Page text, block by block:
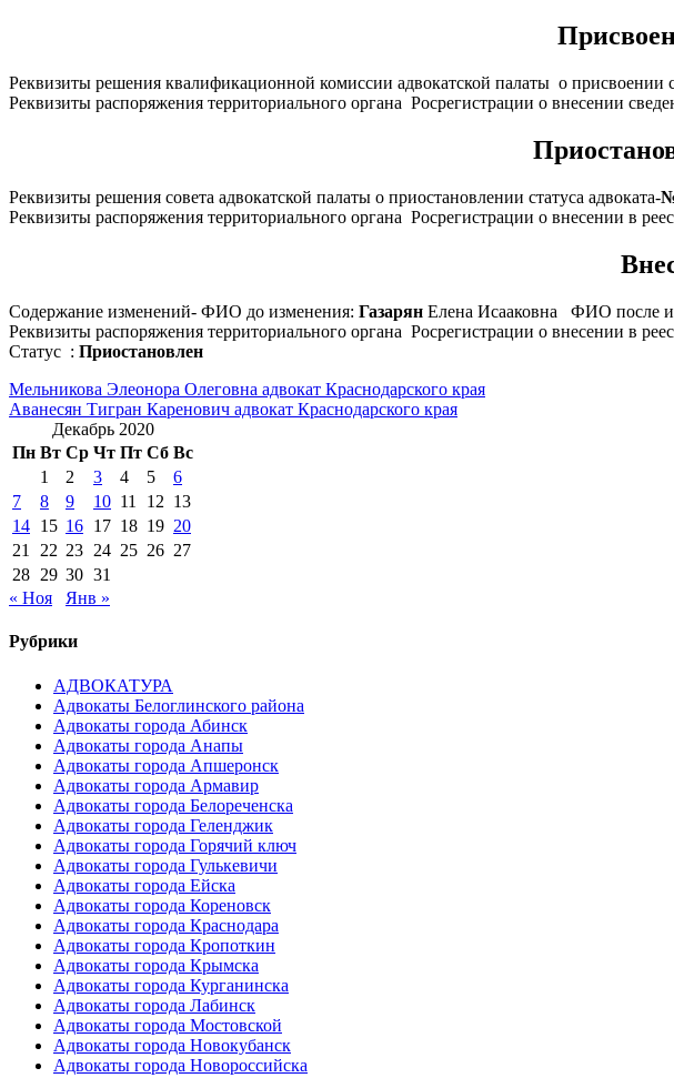
Реквизиты решения квалификационной комиссии адвокатской палаты о присвоении
Реквизиты распоряжения территориального органа Росрегистрации о внесении
Реквизиты решения совета адвокатской палаты о приостановлении статуса адвоката-
Реквизиты распоряжения территориального органа Росрегистрации о внесении в
Содержание изменений- ФИО до изменения: Газарян Елена Исааковна ФИО после
Реквизиты распоряжения территориального органа Росрегистрации о внесении в
Статус : Приостановлен
Навигация
по
записям
Мельникова Элеонора Олеговна адвокат Краснодарского края
Аванесян Тигран Каренович адвокат Краснодарского края
Декабрь 2020
Пн Вт Ср Чт Пт Сб Вс
1
2 3 4 5
6
7
8 9 10 11 12 13
14 15 16 17 18 19 20
21
22 23 24 25 26 27
28 29 30 31
« Ноя
Янв »
Рубрики
АДВОКАТУРА
Адвокаты Белоглинского района
Адвокаты города Абинск
Адвокаты города Анапы
Адвокаты города Апшеронск
Адвокаты города Армавир
Адвокаты города Белореченска
Адвокаты города Геленджик
Адвокаты города Горячий ключ
Адвокаты города Гулькевичи
Адвокаты города Ейска
Адвокаты города Кореновск
Адвокаты города Краснодара
Адвокаты города Кропоткин
Адвокаты города Крымска
Адвокаты города Курганинска
Адвокаты города Лабинск
Адвокаты города Мостовской
Адвокаты города Новокубанск
Адвокаты города Новороссийска